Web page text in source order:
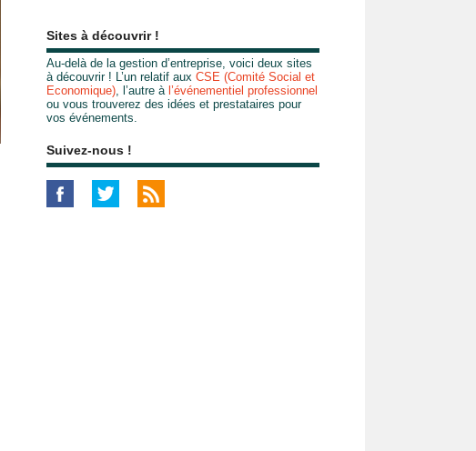
Sites à découvrir !
Au-delà de la gestion d’entreprise, voici deux sites
à découvrir ! L’un relatif aux CSE (Comité Social et
Economique), l’autre à l’événementiel professionnel
ou vous trouverez des idées et prestataires pour
vos événements.
Suivez-nous !